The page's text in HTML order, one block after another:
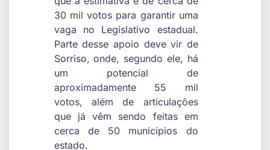
30 mil votos para garantir uma
vaga no Legislativo estadual.
Parte desse apoio deve vir de
Sorriso, onde, segundo ele, há
um potencial de
aproximadamente 55 mil
votos, além de articulações
que já vêm sendo feitas em
cerca de 50 municípios do
estado.